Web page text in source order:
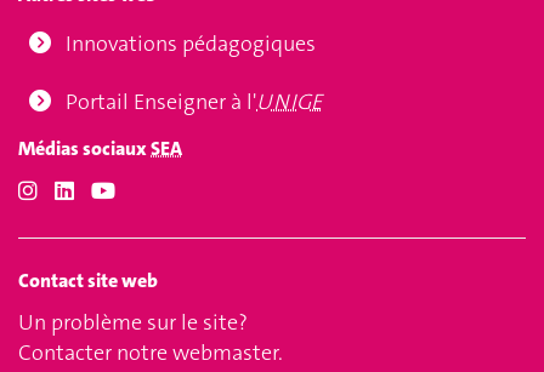
Innovations pédagogiques
Portail Enseigner à l'UNIGE
Médias sociauxSEA
Contact site web
Un problème sur le site?
Contacter notre webmaster.